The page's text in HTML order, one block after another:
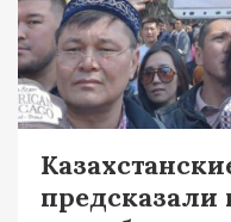
предсказали